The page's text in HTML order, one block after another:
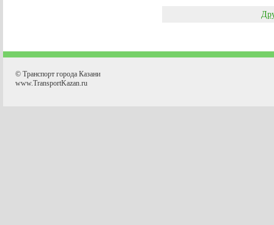
© Транспорт города Казани
www.TransportKazan.ru